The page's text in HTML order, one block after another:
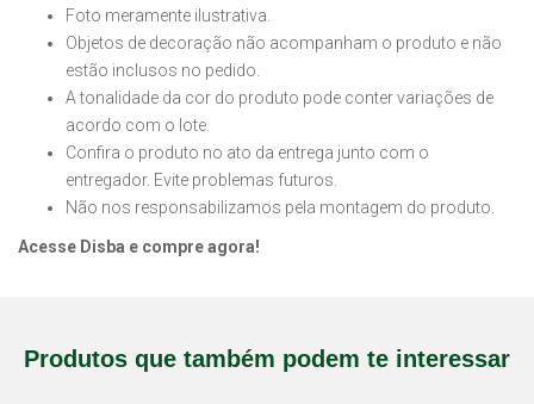
Foto meramente ilustrativa.
Objetos de decoração não acompanham o produto e não
estão inclusos no pedido.
A tonalidade da cor do produto pode conter variações de
acordo com o lote.
Confira o produto no ato da entrega junto com o
entregador. Evite problemas futuros.
Não nos responsabilizamos pela montagem do produto.
Acesse Disba e compre agora!
Produtos que também podem te interessar